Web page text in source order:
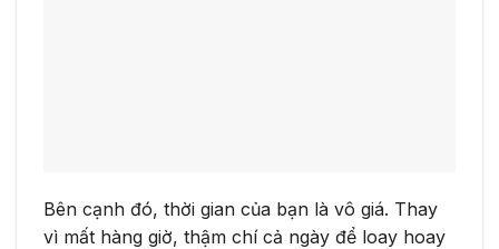
Bên cạnh đó, thời gian của bạn là vô giá. Thay
vì mất hàng giờ, thậm chí cả ngày để loay hoay